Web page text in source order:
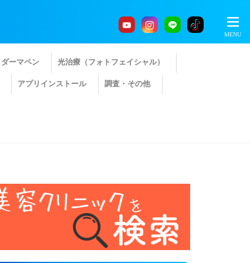
ダーマペン 光治療（フォトフェイシャル）
アプリインストール 調査・その他